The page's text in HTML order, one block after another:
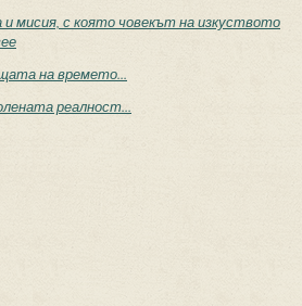
мисия, с която човекът на изкуството
на времето...
реалност...